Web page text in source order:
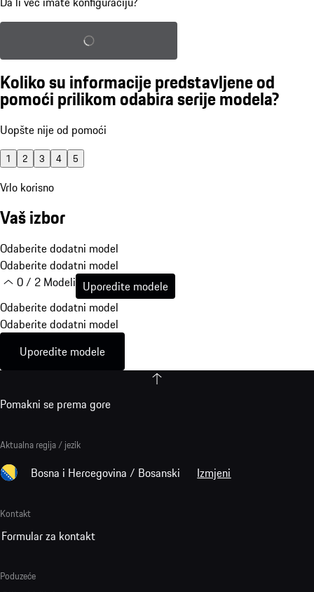
Učitaj sačuvanu konfiguraciju
Koliko su informacije predstavljene od
pomoći prilikom odabira serije modela?
Uopšte nije od pomoći
1 2 3 4 5
Vrlo korisno
Vaš izbor
Odaberite dodatni model
Odaberite dodatni model
0 / 2 Modeli Uporedite modele
Odaberite dodatni model
Odaberite dodatni model
Uporedite modele